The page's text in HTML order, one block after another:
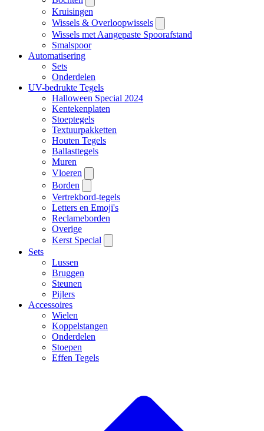
Kruisingen
Wissels & Overloopwissels
Wissels met Aangepaste Spoorafstand
Smalspoor
Automatisering
Sets
Onderdelen
UV-bedrukte Tegels
Halloween Special 2024
Kentekenplaten
Stoeptegels
Textuurpakketten
Houten Tegels
Ballasttegels
Muren
Vloeren
Borden
Vertrekbord-tegels
Letters en Emoji's
Reclameborden
Overige
Kerst Special
Sets
Lussen
Bruggen
Steunen
Pijlers
Accessoires
Wielen
Koppelstangen
Onderdelen
Stoepen
Effen Tegels